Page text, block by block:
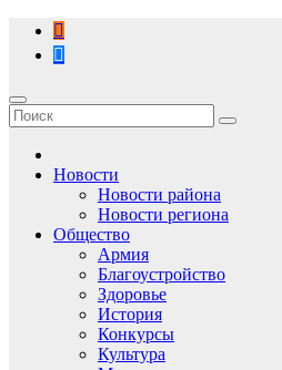
Перейти
содержимому
Новости
Новости района
Новости региона
Общество
Армия
Благоустройство
Здоровье
История
Конкурсы
Культура